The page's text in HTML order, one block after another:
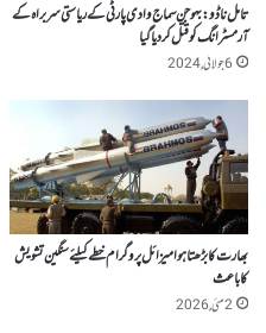
تامل ناڈو: بہوجن سماج وادی پارٹی کے ریاستی سربراہ کے
آرمسٹرانگ کو قتل کر دیا گیا
6 جولائی, 2024
بھارت کا بڑھتا ہوا میزائل پروگرام خطے کیلئے سنگین تشویش
کا باعث
2 مئی, 2026